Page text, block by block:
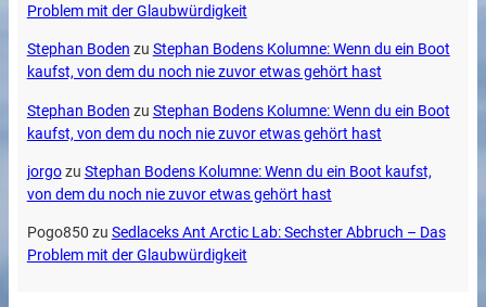
Problem mit der Glaubwürdigkeit
Stephan Boden zu Stephan Bodens Kolumne: Wenn du ein Boot
kaufst, von dem du noch nie zuvor etwas gehört hast
Stephan Boden zu Stephan Bodens Kolumne: Wenn du ein Boot
kaufst, von dem du noch nie zuvor etwas gehört hast
jorgozu Stephan Bodens Kolumne: Wenn du ein Boot kaufst,
von dem du noch nie zuvor etwas gehört hast
Pogo850 zu Sedlaceks Ant Arctic Lab: Sechster Abbruch – Das
Problem mit der Glaubwürdigkeit